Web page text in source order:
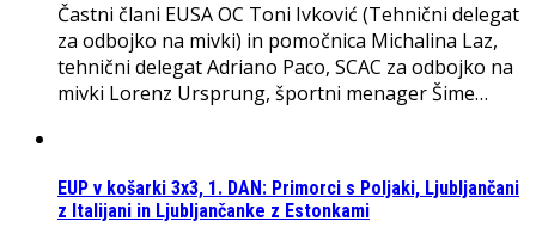
Častni člani EUSA OC Toni Ivković (Tehnični delegat
za odbojko na mivki) in pomočnica Michalina Laz,
tehnični delegat Adriano Paco, SCAC za odbojko na
mivki Lorenz Ursprung, športni menager Šime…
EUP v košarki 3x3, 1. DAN: Primorci s Poljaki, Ljubljančani
z Italijani in Ljubljančanke z Estonkami